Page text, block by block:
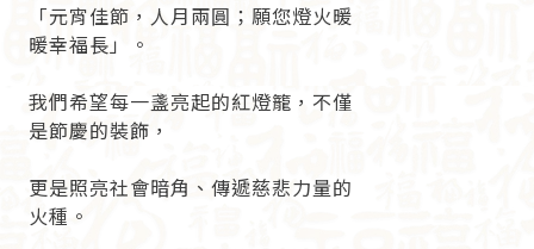
「元宵佳節，人月兩圓；願您燈火暖
暖幸福長」。
我們希望每一盞亮起的紅燈籠，不僅
是節慶的裝飾，
更是照亮社會暗角、傳遞慈悲力量的
火種。